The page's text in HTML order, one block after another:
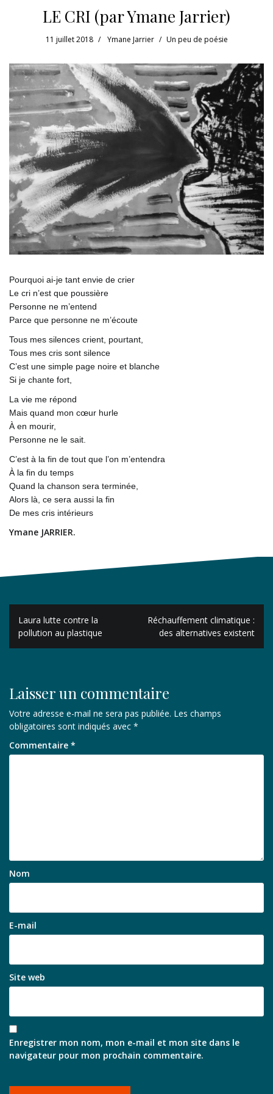
LE CRI (par Ymane Jarrier)
11 juillet 2018 Ymane Jarrier Un peu de poésie
Pourquoi ai-je tant envie de crier
Le cri n’est que poussière
Personne ne m’entend
Parce que personne ne m’écoute
Tous mes silences crient, pourtant,
Tous mes cris sont silence
C’est une simple page noire et blanche
Si je chante fort,
La vie me répond
Mais quand mon cœur hurle
À en mourir,
Personne ne le sait.
C’est à la fin de tout que l’on m’entendra
À la fin du temps
Quand la chanson sera terminée,
Alors là, ce sera aussi la fin
De mes cris intérieurs
Ymane JARRIER.
Navigation
de
l’article
Laura lutte contre la
pollution au plastique
Réchauffement climatique :
des alternatives existent
Laisser un commentaire
Votre adresse e-mail ne sera pas publiée. Les champs
obligatoires sont indiqués avec *
Commentaire *
Nom
E-mail
Site web
Enregistrer mon nom, mon e-mail et mon site dans le
navigateur pour mon prochain commentaire.